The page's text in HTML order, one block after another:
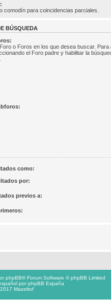
comodín para coincidencias parciales.
BÚSQUEDA
o Foros en los que desea buscar.
el Foro padre y habilitar la
como:
por:
previos a:
phpBB® Forum Software © phpBB Limited
porphpBB España
Mazeltof